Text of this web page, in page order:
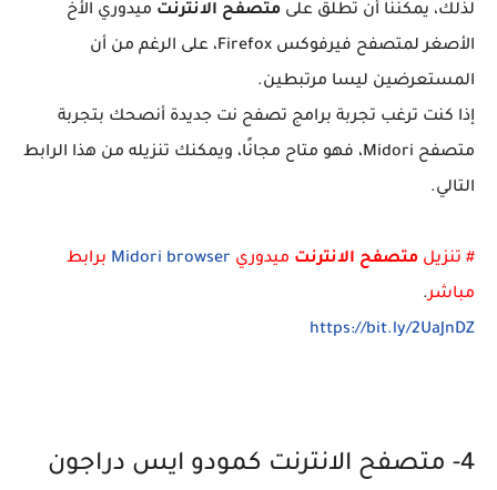
لذلك، يمكننا أن تطلق على متصفح الانترنت ميدوري الأخ
الأصغر لمتصفح فيرفوكس Firefox، على الرغم من أن
المستعرضين ليسا مرتبطين.
إذا كنت ترغب تجربة برامج تصفح نت جديدة أنصحك بتجربة
متصفح Midori، فهو متاح مجانًا، ويمكنك تنزيله من هذا الرابط
التالي.
# تنزيل متصفح الانترنت ميدوري Midori browser برابط
مباشر.
https://bit.ly/2UaJnDZ
4- متصفح الانترنت كمودو ايس دراجون